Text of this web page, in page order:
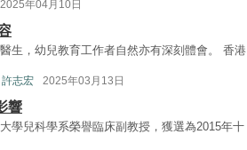
2025年04月10日
生，幼兒教育工作者自然亦有深刻體會。 香港
志宏 2025年03月13日
響
學兒科學系榮譽臨床副教授，獲選為2015年十